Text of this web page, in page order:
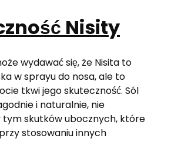
Nisity
wydawać się, że Nisita to
w sprayu do nosa, ale to
tkwi jego skuteczność. Sól
i naturalnie, nie
tym skutków ubocznych, które
stosowaniu innych